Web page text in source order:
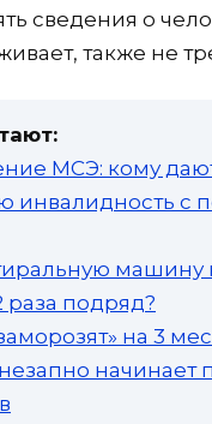
сведения о
также не
МСЭ: кому
инвалидность с
машину
раза подряд?
на 3
начинает